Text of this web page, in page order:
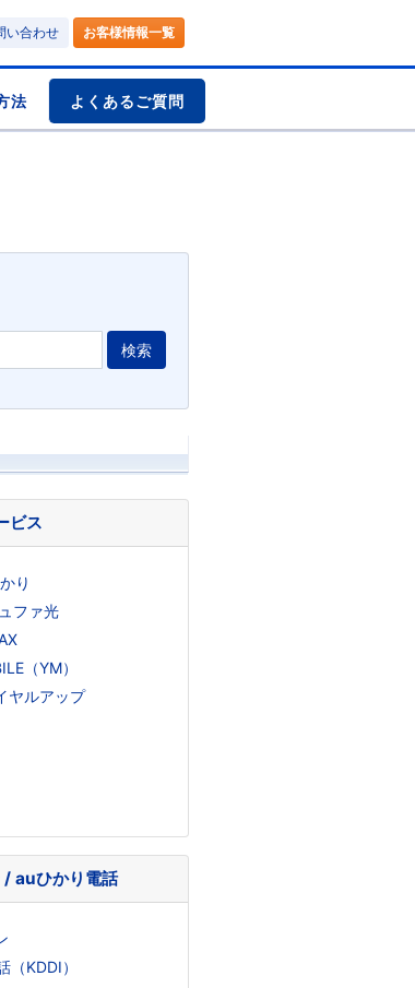
い合わせ お客様情報一覧
法 よくあるご質問
ビス
り
ファ光
（YM）
ヤルアップ
auひかり電話
（KDDI）